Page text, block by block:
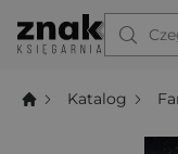
Katalog